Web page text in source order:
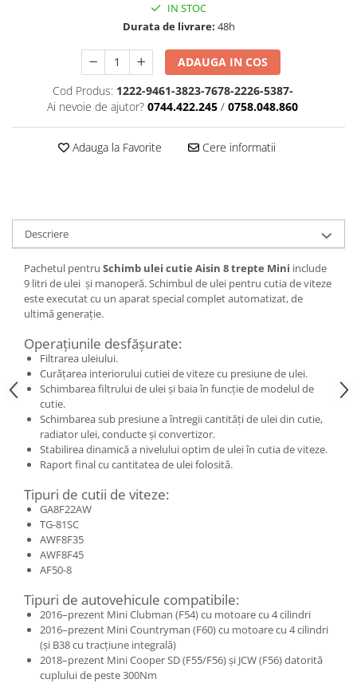
IN STOC
Durata de livrare: 48h
ADAUGA IN COS
Cod Produs: 1222-9461-3823-7678-2226-5387-
Ai nevoie de ajutor? 0744.422.245 / 0758.048.860
Adauga la Favorite Cere informatii
Descriere
Pachetul pentru Schimb ulei cutie Aisin 8 trepte Mini include
9 litri de ulei și manoperă. Schimbul de ulei pentru cutia de viteze
este executat cu un aparat special complet automatizat, de
ultimă generație.
Operațiunile desfășurate:
Filtrarea uleiului.
Curățarea interiorului cutiei de viteze cu presiune de ulei.
Schimbarea filtrului de ulei și baia în funcție de modelul de
cutie.
Schimbarea sub presiune a întregii cantități de ulei din cutie,
radiator ulei, conducte și convertizor.
Stabilirea dinamică a nivelului optim de ulei în cutia de viteze.
Raport final cu cantitatea de ulei folosită.
Tipuri de cutii de viteze:
GA8F22AW
TG-81SC
AWF8F35
AWF8F45
AF50-8
Tipuri de autovehicule compatibile:
2016–prezent Mini Clubman (F54) cu motoare cu 4 cilindri
2016–prezent Mini Countryman (F60) cu motoare cu 4 cilindri
(și B38 cu tracțiune integrală)
2018–prezent Mini Cooper SD (F55/F56) și JCW (F56) datorită
cuplului de peste 300Nm